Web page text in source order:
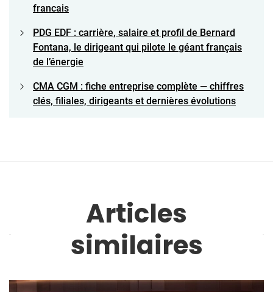
francais
PDG EDF : carrière, salaire et profil de Bernard
Fontana, le dirigeant qui pilote le géant français
de l’énergie
CMA CGM : fiche entreprise complète — chiffres
clés, filiales, dirigeants et dernières évolutions
Articles
similaires